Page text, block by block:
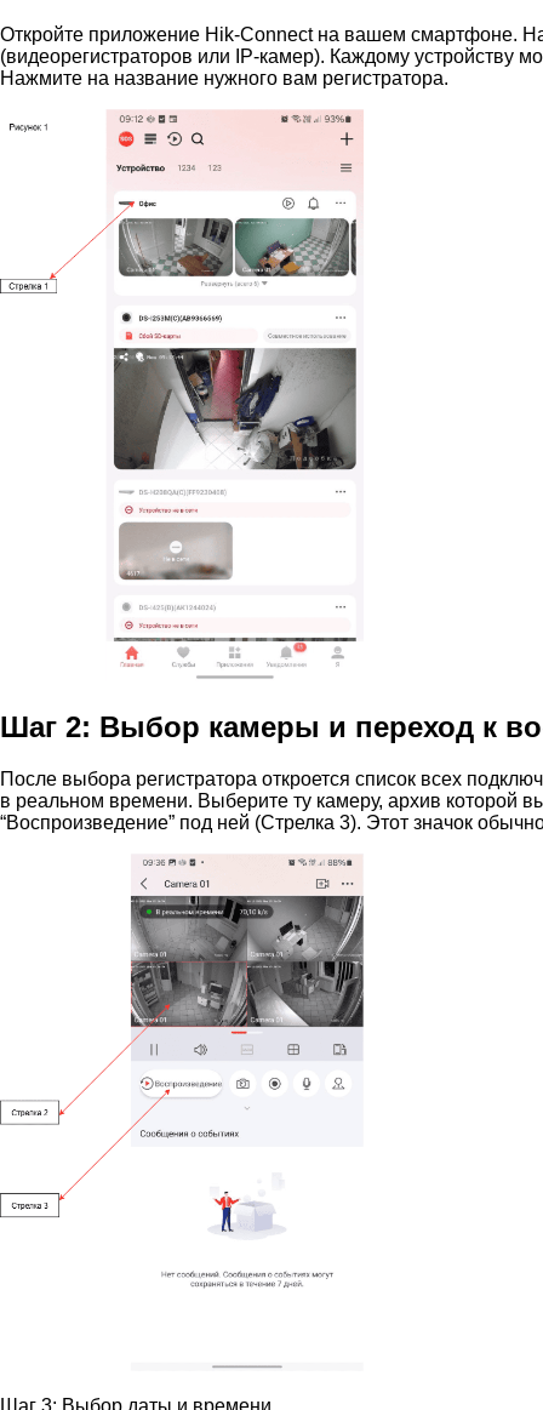
Откройте приложение Hik-Connect на вашем смартфоне.
(видеорегистраторов или IP-камер). Каждому устройству
Нажмите на название нужного вам регистратора.
Шаг 2: Выбор камеры и переход к
После выбора регистратора откроется список всех
в реальном времени. Выберите ту камеру, архив которой
“Воспроизведение” под ней (Стрелка 3). Этот значок
Шаг 3: Выбор даты и времени